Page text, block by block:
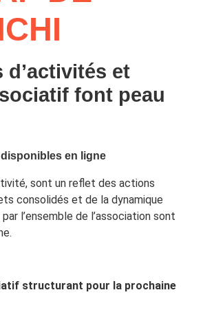
d’activités et
font peau
en ligne
sont un reflet des actions
consolidés et de la dynamique
l’ensemble de l’association sont
structurant pour la prochaine